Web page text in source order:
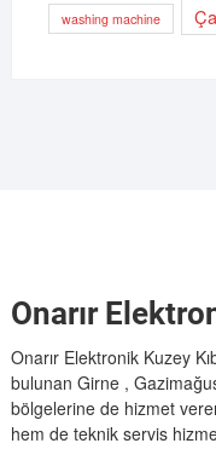
washing machine
Onarır
Onarır Elektronik Kuzey
bulunan Girne ,
bölgelerine de hizmet
hem de teknik servis